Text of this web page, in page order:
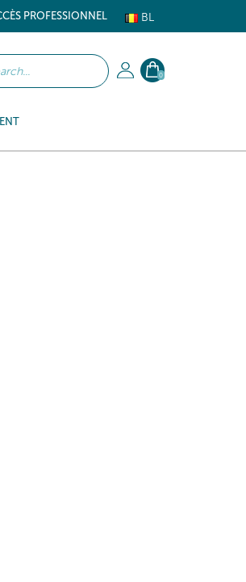
BL
PROFESSIONNEL
0